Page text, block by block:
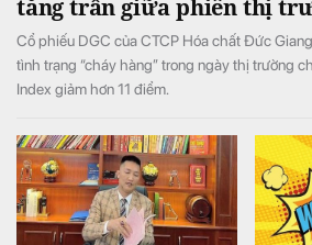
tăng trần giữa phiên thị
Cổ phiếu DGC của CTCP Hóa chất Đức
tình trạng “cháy hàng” trong ngày thị trường
Index giảm hơn 11 điểm.